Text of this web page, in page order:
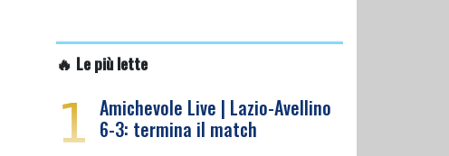
🔥 Le più lette
1 Amichevole Live | Lazio-Avellino
6-3: termina il match